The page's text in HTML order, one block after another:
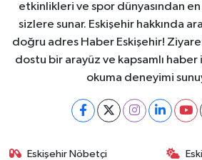
etkinlikleri ve spor dünyasından
sizlere sunar. Eskişehir hakkında
doğru adres Haber Eskişehir!
dostu bir arayüz ve kapsamlı
okuma deneyimi
Eskişehir Nöbetçi